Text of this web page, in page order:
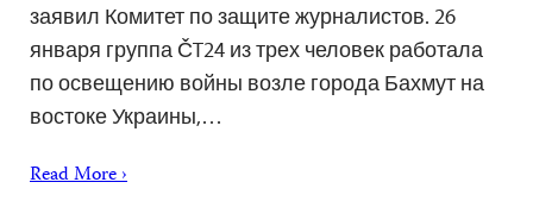
заявил Комитет по защите журналистов. 26
января группа ČT24 из трех человек работала
по освещению войны возле города Бахмут на
востоке Украины,…
Read More ›